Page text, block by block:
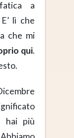
a
lì che
che mi
qui.
hai più